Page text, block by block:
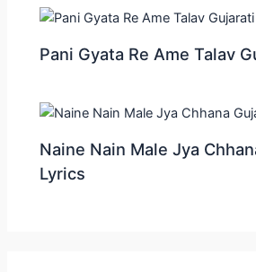
Pani Gyata Re Ame Talav
Naine Nain Male Jya
Lyrics